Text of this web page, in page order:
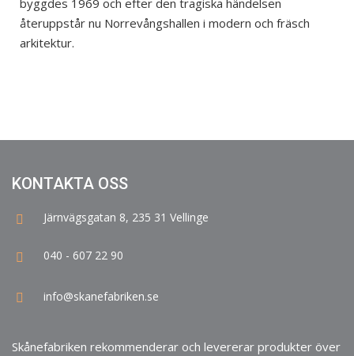
byggdes 1969 och efter den tragiska händelsen
återuppstår nu Norrevångshallen i modern och fräsch
arkitektur.
KONTAKTA OSS
Järnvägsgatan 8, 235 31 Vellinge
040 - 607 22 90
info@skanefabriken.se
Skånefabriken rekommenderar och levererar produkter över